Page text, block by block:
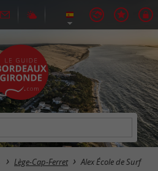
Lège-Cap-Ferret Alex École de Surf